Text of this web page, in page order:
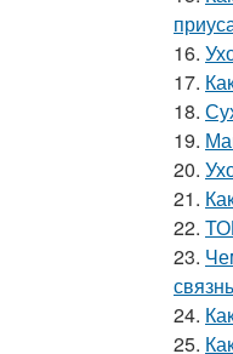
16.
17.
18.
19.
20.
21.
22.
23.
24.
25.